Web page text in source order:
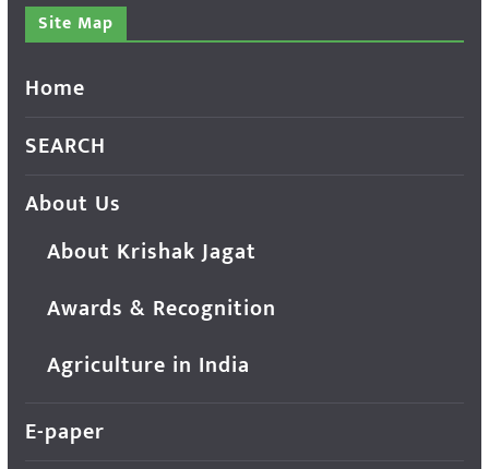
Site Map
Home
SEARCH
About Us
About Krishak Jagat
Awards & Recognition
Agriculture in India
E-paper